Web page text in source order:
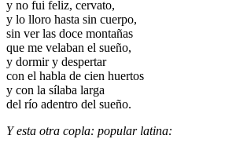
y no fui feliz, cervato,
y lo lloro hasta sin cuerpo,
sin ver las doce montañas
que me velaban el sueño,
y dormir y despertar
con el habla de cien huertos
y con la sílaba larga
del río adentro del sueño.
Y esta otra copla: popular latina: